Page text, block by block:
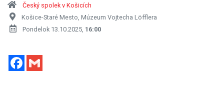
Český spolek v Košicích
Košice-Staré Mesto, Múzeum Vojtecha Löfflera
Pondelok 13.10.2025, 16:00
Facebook